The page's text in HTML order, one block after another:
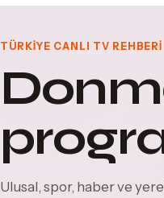
TÜRKIYE CANLI TV REHBERI
Ulusal, spor, haber ve